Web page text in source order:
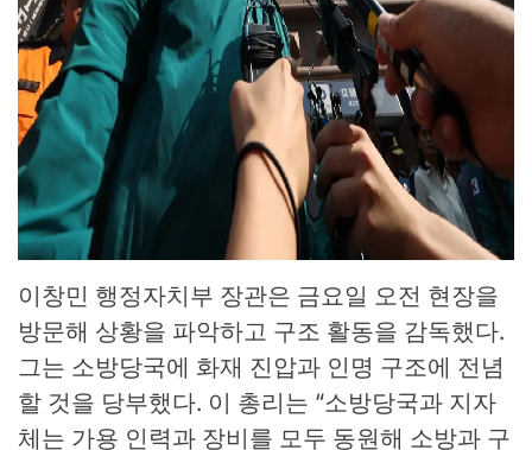
이창민 행정자치부 장관은 금요일 오전 현장을
방문해 상황을 파악하고 구조 활동을 감독했다.
그는 소방당국에 화재 진압과 인명 구조에 전념
할 것을 당부했다. 이 총리는 “소방당국과 지자
체는 가용 인력과 장비를 모두 동원해 소방과 구